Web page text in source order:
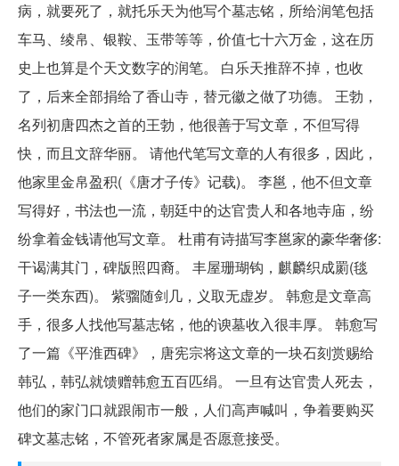
病，就要死了，就托乐天为他写个墓志铭，所给润笔包括
车马、绫帛、银鞍、玉带等等，价值七十六万金，这在历
史上也算是个天文数字的润笔。 白乐天推辞不掉，也收
了，后来全部捐给了香山寺，替元徽之做了功德。 王勃，
名列初唐四杰之首的王勃，他很善于写文章，不但写得
快，而且文辞华丽。 请他代笔写文章的人有很多，因此，
他家里金帛盈积(《唐才子传》记载)。 李邕，他不但文章
写得好，书法也一流，朝廷中的达官贵人和各地寺庙，纷
纷拿着金钱请他写文章。 杜甫有诗描写李邕家的豪华奢侈:
干谒满其门，碑版照四裔。 丰屋珊瑚钩，麒麟织成罽(毯
子一类东西)。 紫骝随剑几，义取无虚岁。 韩愈是文章高
手，很多人找他写墓志铭，他的谀墓收入很丰厚。 韩愈写
了一篇《平淮西碑》，唐宪宗将这文章的一块石刻赏赐给
韩弘，韩弘就馈赠韩愈五百匹绢。 一旦有达官贵人死去，
他们的家门口就跟闹市一般，人们高声喊叫，争着要购买
碑文墓志铭，不管死者家属是否愿意接受。